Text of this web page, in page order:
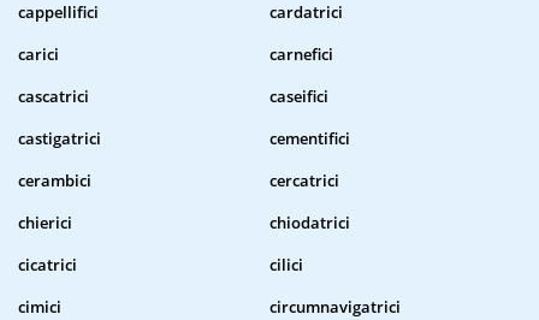
cappellifici
cardatrici
carici
carnefici
cascatrici
caseifici
castigatrici
cementifici
cerambici
cercatrici
chierici
chiodatrici
cicatrici
cilici
cimici
circumnavigatrici